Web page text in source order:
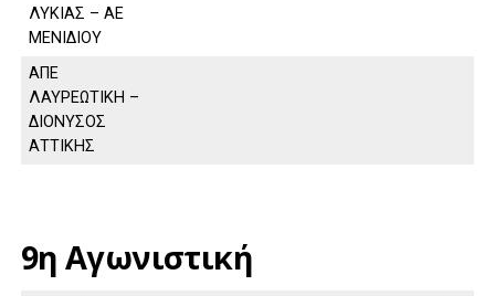
ΛΥΚΙΑΣ – ΑΕ
ΜΕΝΙΔΙΟΥ
ΑΠΕ
ΛΑΥΡΕΩΤΙΚΗ –
ΔΙΟΝΥΣΟΣ
ΑΤΤΙΚΗΣ
9η Αγωνιστική